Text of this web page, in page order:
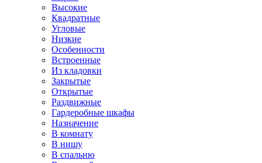
Высокие
Квадратные
Угловые
Низкие
Особенности
Встроенные
Из кладовки
Закрытые
Открытые
Раздвижные
Гардеробные шкафы
Назначение
В комнату
В нишу
В спальню